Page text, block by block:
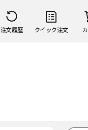
注文履歴 クイック注文